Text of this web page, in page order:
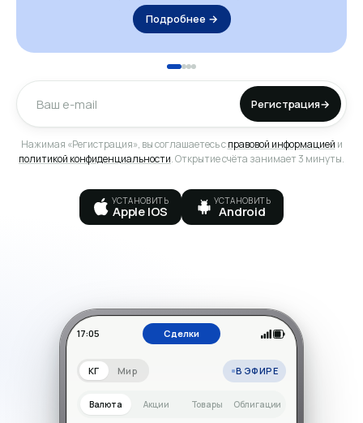
Подробнее →
Регистрация→
Нажимая «Регистрация», вы соглашаетесь справовой информацией и
политикой конфиденциальности. Открытие счёта занимает 3 минуты.
УСТАНОВИТЬ
Apple IOS
УСТАНОВИТЬ
Android
17:05 Сделки
КГ Мир В ЭФИРЕ
Валюта Акции Товары Облигации